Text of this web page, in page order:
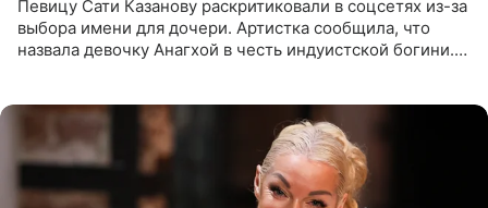
Певицу Сати Казанову раскритиковали в соцсетях из-за
выбора имени для дочери. Артистка сообщила, что
назвала девочку Анагхой в честь индуистской богини.